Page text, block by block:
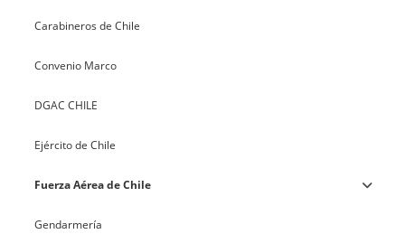
Carabineros de Chile
Convenio Marco
DGAC CHILE
Ejército de Chile
Fuerza Aérea de Chile
Gendarmería